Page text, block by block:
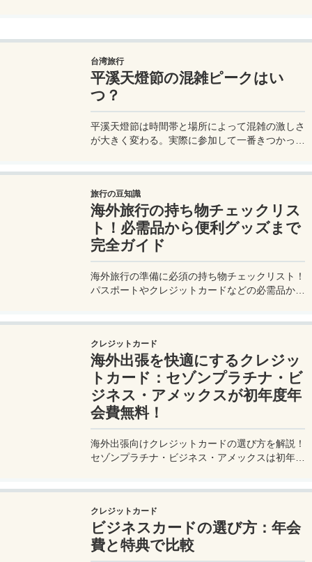
台湾旅行
平溪天燈節の混雑ピークはい
つ？
平溪天燈節は時間帯と場所によって混雑の激しさ
が大きく変わる。実際に参加して一番きつかった
旅行の豆知識
海外旅行の持ち物チェックリス
ト！必需品から便利グッズまで
完全ガイド
海外旅行の準備に必須の持ち物チェックリスト！
パスポートやクレジットカードなどの必需品か
ャートリップで今すぐチェック！
クレジットカード
海外出張を快適にするクレジッ
トカード：セゾンプラチナ・ビ
ジネス・アメックスが初年度年
会費無料！
海外出張向けクレジットカードの選び方を解説！
セゾンプラチナ・ビジネス・アメックスは初年度
クレジットカード
ビジネスカードの選び方：年会
費と特典で比較